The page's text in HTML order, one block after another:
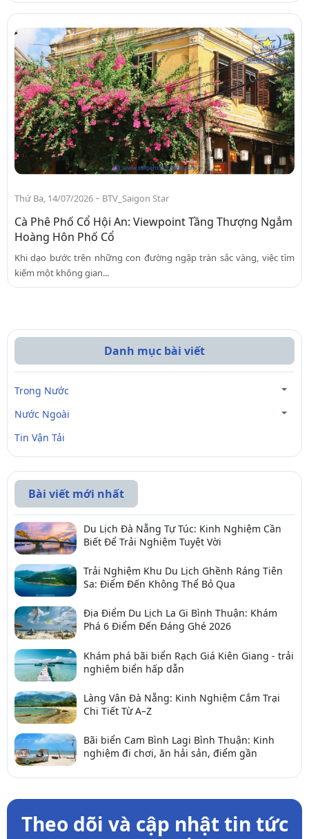
Thứ Ba, 14/07/2026 - BTV_Saigon Star
Cà Phê Phố Cổ Hội An: Viewpoint Tầng Thượng Ngắm
Hoàng Hôn Phố Cổ
Khi dạo bước trên những con đường ngập tràn sắc vàng, việc tìm
kiếm một không gian...
Danh mục bài viết
Trong Nước
Nước Ngoài
Tin Vận Tải
Bài viết mới nhất
Du Lịch Đà Nẵng Tự Túc: Kinh Nghiệm Cần
Biết Để Trải Nghiệm Tuyệt Vời
Trải Nghiệm Khu Du Lịch Ghềnh Ráng Tiên
Sa: Điểm Đến Không Thể Bỏ Qua
Địa Điểm Du Lịch La Gi Bình Thuận: Khám
Phá 6 Điểm Đến Đáng Ghé 2026
Khám phá bãi biển Rạch Giá Kiên Giang - trải
nghiệm biển hấp dẫn
Làng Vân Đà Nẵng: Kinh Nghiệm Cắm Trại
Chi Tiết Từ A–Z
Bãi biển Cam Bình Lagi Bình Thuận: Kinh
nghiệm đi chơi, ăn hải sản, điểm gần
Theo dõi và cập nhật tin tức